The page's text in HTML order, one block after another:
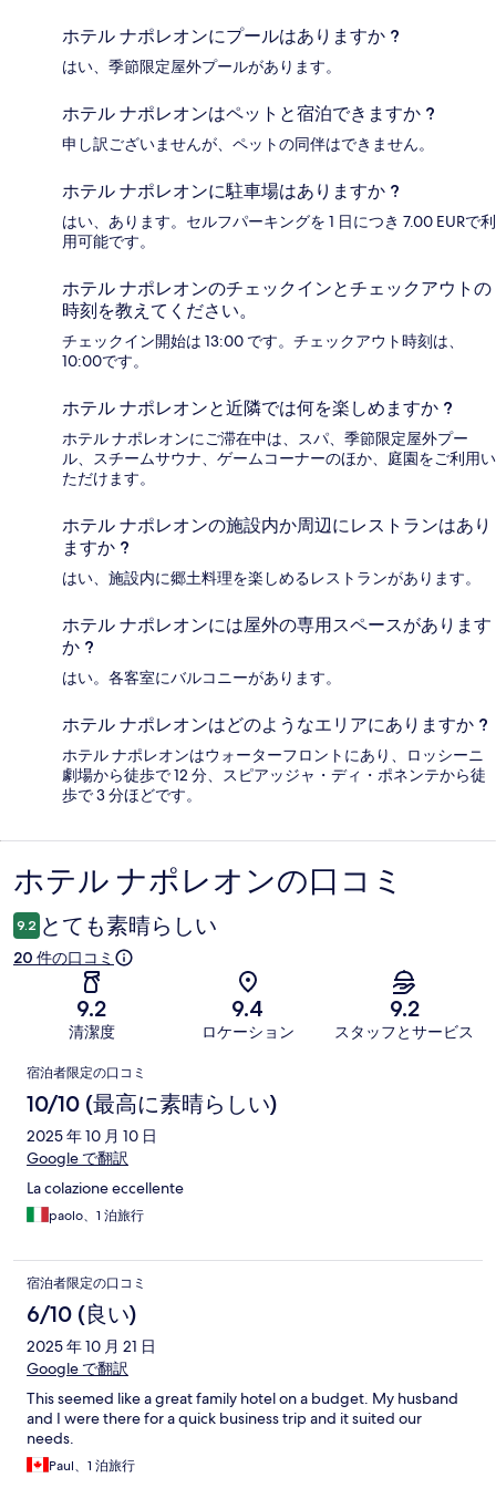
ホテル ナポレオンにプールはありますか ?
はい、季節限定屋外プールがあります。
ホテル ナポレオンはペットと宿泊できますか ?
申し訳ございませんが、ペットの同伴はできません。
ホテル ナポレオンに駐車場はありますか ?
はい、あります。セルフパーキングを 1 日につき 7.00 EURで利
用可能です。
ホテル ナポレオンのチェックインとチェックアウトの
時刻を教えてください。
チェックイン開始は 13:00 です。チェックアウト時刻は、
10:00です。
ホテル ナポレオンと近隣では何を楽しめますか ?
ホテル ナポレオンにご滞在中は、スパ、季節限定屋外プー
ル、スチームサウナ、ゲームコーナーのほか、庭園をご利用い
ただけます。
ホテル ナポレオンの施設内か周辺にレストランはあり
ますか ?
はい、施設内に郷土料理を楽しめるレストランがあります。
ホテル ナポレオンには屋外の専用スペースがあります
か ?
はい。各客室にバルコニーがあります。
ホテル ナポレオンはどのようなエリアにありますか ?
ホテル ナポレオンはウォーターフロントにあり、ロッシーニ
劇場から徒歩で 12 分、スピアッジャ・ディ・ポネンテから徒
歩で 3 分ほどです。
口
コ
ミ
ホテル ナポレオンの口コミ
9.2 とても素晴らしい
20 件の口コミ
9.2
清潔度
9.4
ロケーション
9.2
スタッフとサービス
口
コ
ミ
宿泊者限定の口コミ
10/10 (最高に素晴らしい)
2025 年 10 月 10 日
Google で翻訳
La colazione eccellente
paolo、1 泊旅行
宿泊者限定の口コミ
6/10 (良い)
2025 年 10 月 21 日
Google で翻訳
This seemed like a great family hotel on a budget. My husband
and I were there for a quick business trip and it suited our
needs.
Paul、1 泊旅行